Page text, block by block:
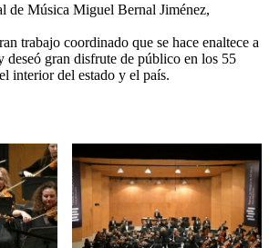
de Música Miguel Bernal Jiménez,
trabajo coordinado que se hace enaltece a
gran disfrute de público en los 55
interior del estado y el país.